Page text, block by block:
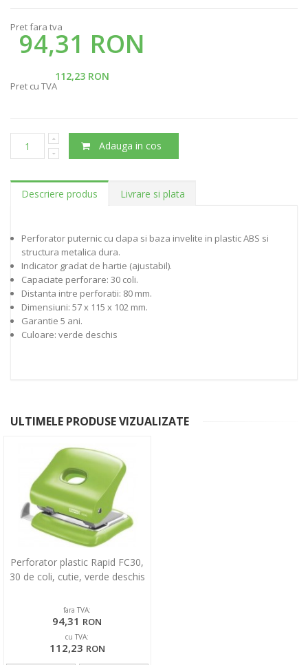
Pret fara tva
94,31 RON
112,23 RON
Pret cu TVA
Adauga in cos
Descriere produs Livrare si plata
Perforator puternic cu clapa si baza invelite in plastic ABS si
structura metalica dura.
Indicator gradat de hartie (ajustabil).
Capaciate perforare: 30 coli.
Distanta intre perforatii: 80 mm.
Dimensiuni: 57 x 115 x 102 mm.
Garantie 5 ani.
Culoare: verde deschis
ULTIMELE PRODUSE VIZUALIZATE
Perforator plastic Rapid FC30,
30 de coli, cutie, verde deschis
fara TVA:
94,31 RON
cu TVA:
112,23 RON